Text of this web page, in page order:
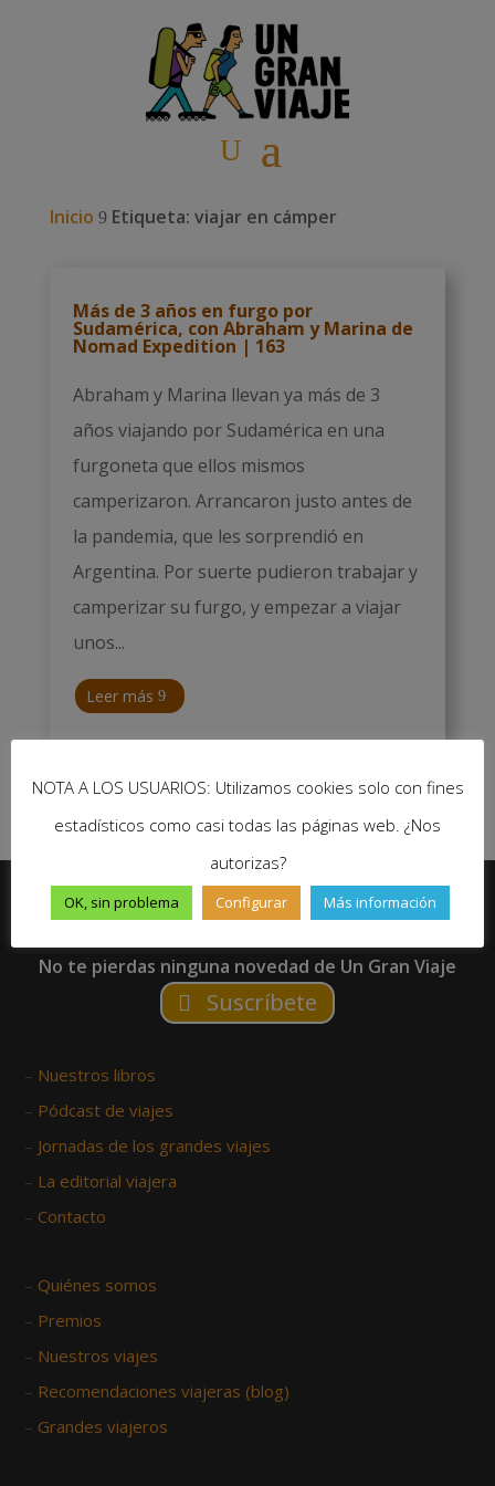
Inicio 9 Etiqueta: viajar en cámper
Más de 3 años en furgo por
Sudamérica, con Abraham y Marina de
Nomad Expedition | 163
Abraham y Marina llevan ya más de 3
años viajando por Sudamérica en una
furgoneta que ellos mismos
camperizaron. Arrancaron justo antes de
la pandemia, que les sorprendió en
Argentina. Por suerte pudieron trabajar y
camperizar su furgo, y empezar a viajar
unos...
Leer más
No te pierdas ninguna novedad de Un Gran Viaje
Suscríbete
– Nuestros libros
– Pódcast de viajes
– Jornadas de los grandes viajes
– La editorial viajera
– Contacto
– Quiénes somos
– Premios
– Nuestros viajes
– Recomendaciones viajeras (blog)
– Grandes viajeros
NOTA A LOS USUARIOS: Utilizamos cookies solo con fines
estadísticos como casi todas las páginas web. ¿Nos
autorizas?
OK, sin problema Configurar Más información